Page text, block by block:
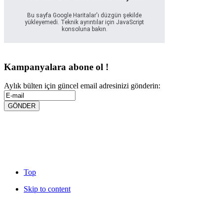
Bu sayfa Google Haritalar'ı düzgün şekilde
yükleyemedi. Teknik ayrıntılar için JavaScript
konsoluna bakın.
Kampanyalara abone ol !
Aylık bülten için güncel email adresinizi gönderin:
Top
Skip to content